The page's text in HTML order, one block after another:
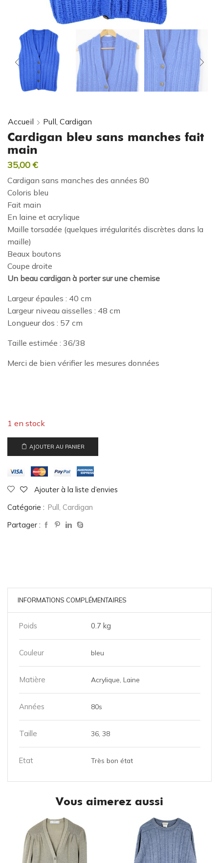
Accueil Pull, Cardigan
Cardigan bleu sans manches fait
main
35,00€
Cardigan sans manches des années 80
Coloris bleu
Fait main
En laine et acrylique
Maille torsadée (quelques irrégularités discrètes dans la
maille)
Beaux boutons
Coupe droite
Un beau cardigan à porter sur une chemise
Largeur épaules : 40 cm
Largeur niveau aisselles : 48 cm
Longueur dos : 57 cm
Taille estimée : 36/38
Merci de bien vérifier les mesures données
1 en stock
AJOUTER AU PANIER
Ajouter à la liste d’envies
Catégorie : Pull, Cardigan
Partager :
INFORMATIONS COMPLÉMENTAIRES
Poids 0.7 kg
Couleur bleu
Matière Acrylique, Laine
Années 80s
Taille 36, 38
Etat Très bon état
Vous aimerez aussi